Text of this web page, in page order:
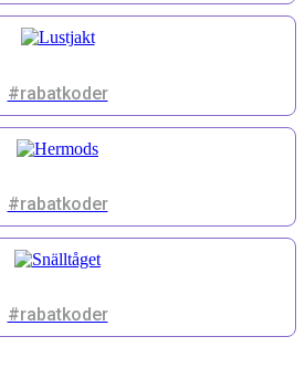
#rabatkoder
#rabatkoder
#rabatkoder